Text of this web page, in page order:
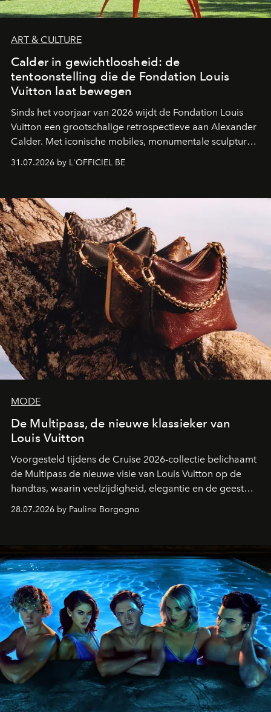
ART & CULTURE
Calder in gewichtloosheid: de
tentoonstelling die de Fondation Louis
Vuitton laat bewegen
Sinds het voorjaar van 2026 wijdt de Fondation Louis
Vuitton een grootschalige retrospectieve aan Alexander
Calder. Met iconische mobiles, monumentale sculpturen
Amerikaanse kunstenaar de ruimtes van Frank Gehry
beeldhouwkunst opnieuw centraal stelt.
31.07.2026 by L'OFFICIEL BE
MODE
De Multipass, de nieuwe klassieker van
Louis Vuitton
Voorgesteld tijdens de Cruise 2026-collectie belichaamt
de Multipass de nieuwe visie van Louis Vuitton op de
handtas, waarin veelzijdigheid, elegantie en de geest
28.07.2026 by Pauline Borgogno